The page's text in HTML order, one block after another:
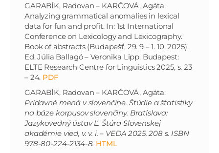
GARABÍK, Radovan – KARČOVÁ, Agáta:
Analyzing grammatical anomalies in lexical
data for fun and profit. In: 1st International
Conference on Lexicology and Lexicography.
Book of abstracts (Budapešť, 29. 9 – 1. 10. 2025).
Ed. Júlia Ballagó – Veronika Lipp. Budapest:
ELTE Research Centre for Linguistics 2025, s. 23
– 24. PDF
GARABÍK, Radovan – KARČOVÁ, Agáta:
Prídavné mená v slovenčine. Štúdie a štatistiky
na báze korpusov slovenčiny. Bratislava:
Jazykovedný ústav Ľ. Štúra Slovenskej
akadémie vied, v. v. i. – VEDA 2025. 208 s. ISBN
978-80-224-2134-8. HTML